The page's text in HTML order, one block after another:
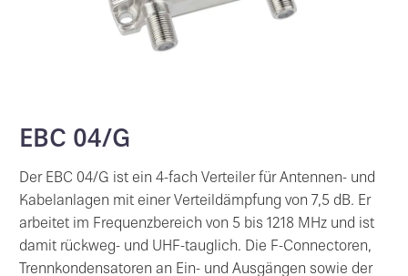
EBC 04/G
Der EBC 04/G ist ein 4-fach Verteiler für Antennen- und
Kabelanlagen mit einer Verteildämpfung von 7,5 dB. Er
arbeitet im Frequenzbereich von 5 bis 1218 MHz und ist
damit rückweg- und UHF-tauglich. Die F-Connectoren,
Trennkondensatoren an Ein- und Ausgängen sowie der